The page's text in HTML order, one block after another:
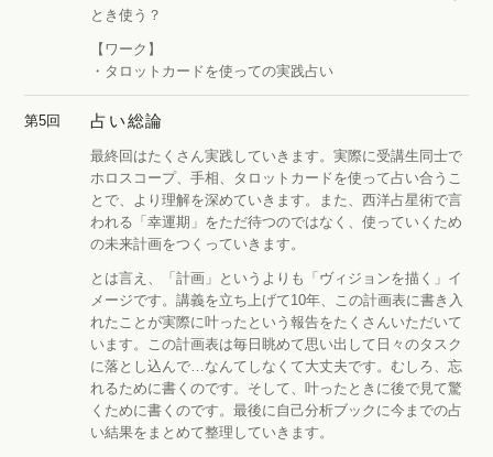
とき使う？
【ワーク】
・タロットカードを使っての実践占い
第5回 占い総論
最終回はたくさん実践していきます。実際に受講生同士で
ホロスコープ、手相、タロットカードを使って占い合うこ
とで、より理解を深めていきます。また、西洋占星術で言
われる「幸運期」をただ待つのではなく、使っていくため
の未来計画をつくっていきます。
とは言え、「計画」というよりも「ヴィジョンを描く」イ
メージです。講義を立ち上げて10年、この計画表に書き入
れたことが実際に叶ったという報告をたくさんいただいて
います。この計画表は毎日眺めて思い出して日々のタスク
に落とし込んで…なんてしなくて大丈夫です。むしろ、忘
れるために書くのです。そして、叶ったときに後で見て驚
くために書くのです。最後に自己分析ブックに今までの占
い結果をまとめて整理していきます。